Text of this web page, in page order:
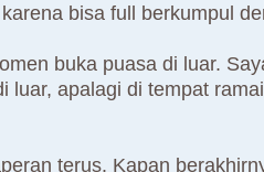
bisa full berkumpul
buka puasa di luar.
luar, apalagi di tempat
terus. Kapan